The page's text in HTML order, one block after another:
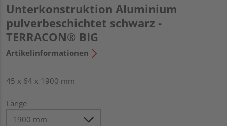
Unterkonstruktion Aluminium
pulverbeschichtet schwarz -
TERRACON® BIG
Artikelinformationen
45 x 64 x 1900 mm
Länge